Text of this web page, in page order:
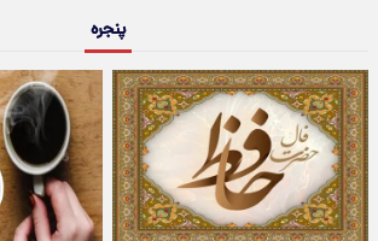
پنجره